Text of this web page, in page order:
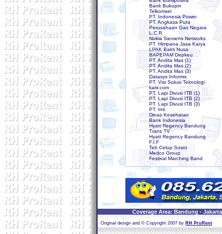
Bank Bukopin
Telkomsel
PT. Indonesia Power
PT. Angkasa Pura
Perusahaan Gas Negara
L.C.R
Nokia Siemens Networks
PT. Himpana Jasa Karya
LPAK Bakti Nusa
BAPEPAM Depkeu
PT. Andita Mas (1)
PT. Andita Mas (2)
PT. Andita Mas (3)
Datasys Informix
PT. Visi Solusi Teknologi
karir.com
PT. Lapi Divusi ITB (1)
PT. Lapi Divusi ITB (2)
PT. Lapi Divusi ITB (3)
PT. Inti
Dinas Kesehatan
Bank Indonesia
Hyatt Regency Bandung
Trans TV
Hyatt Regency Bandung
F.I.F
Teh Celup Sosro
Medco Group
Festival Marching Band
Coverage Area: Bandung -
Original design and © Copyright 2007 by RH ProRent